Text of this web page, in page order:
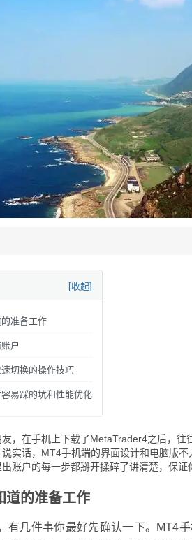
[收起]
准备工作
户
切换的操作技巧
易踩的坑和性能优化
，在手机上下载了MetaTrader4之后，
实话，MT4手机端的界面设计和电脑版
账户的每一步都掰开揉碎了讲清楚，保证
道的准备工作
有几件事你最好先确认一下。MT4